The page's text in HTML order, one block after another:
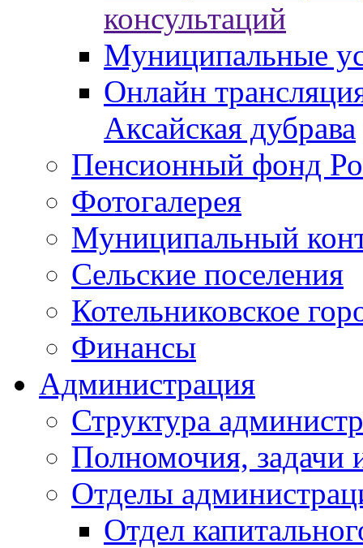
консультаций
Муниципальные
Онлайн
Аксайская дубрава
Пенсионный фонд
Фотогалерея
Муниципальный
Сельские поселения
Котельниковское
Финансы
Администрация
Структура
Полномочия, задачи
Отделы
Отдел